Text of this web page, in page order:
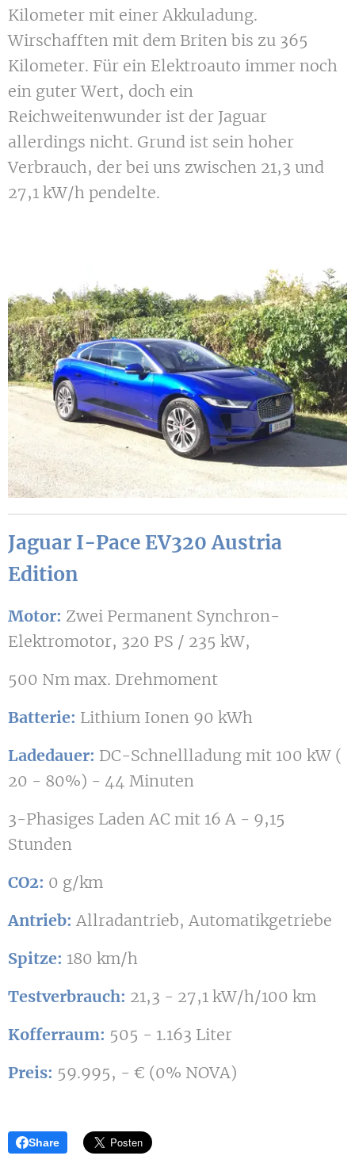
Kilometer mit einer Akkuladung.
Wirschafften mit dem Briten bis zu 365
Kilometer. Für ein Elektroauto immer noch
ein guter Wert, doch ein
Reichweitenwunder ist der Jaguar
allerdings nicht. Grund ist sein hoher
Verbrauch, der bei uns zwischen 21,3 und
27,1 kW/h pendelte.
Jaguar I-Pace EV320 Austria
Edition
Motor: Zwei Permanent Synchron-
Elektromotor, 320 PS / 235 kW,
500 Nm max. Drehmoment
Batterie: Lithium Ionen 90 kWh
Ladedauer: DC-Schnellladung mit 100 kW (
20 - 80%) - 44 Minuten
3-Phasiges Laden AC mit 16 A - 9,15
Stunden
CO2: 0 g/km
Antrieb: Allradantrieb, Automatikgetriebe
Spitze: 180 km/h
Testverbrauch: 21,3 - 27,1 kW/h/100 km
Kofferraum: 505 - 1.163 Liter
Preis: 59.995, - € (0% NOVA)
Share